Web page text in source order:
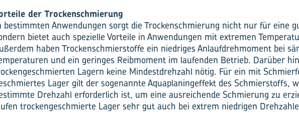
der Trockenschmierung
bestimmten Anwendungen sorgt die Trockenschmierung nicht nur für eine
bietet auch spezielle Vorteile in Anwendungen mit extremen
haben Trockenschmierstoffe ein niedriges Anlaufdrehmoment bei
und ein geringes Reibmoment im laufenden Betrieb. Darüber
Lagern keine Mindestdrehzahl nötig. Für ein mit
Lager gilt der sogenannte Aquaplaningeffekt des Schmierstoffs,
Drehzahl erforderlich ist, um eine ausreichende Schmierung zu
trockengeschmierte Lager sehr gut auch bei extrem niedrigen